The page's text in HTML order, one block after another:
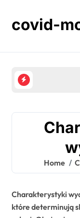
contentcovid-
Piłki
Home
Charakterystyki
które determinują